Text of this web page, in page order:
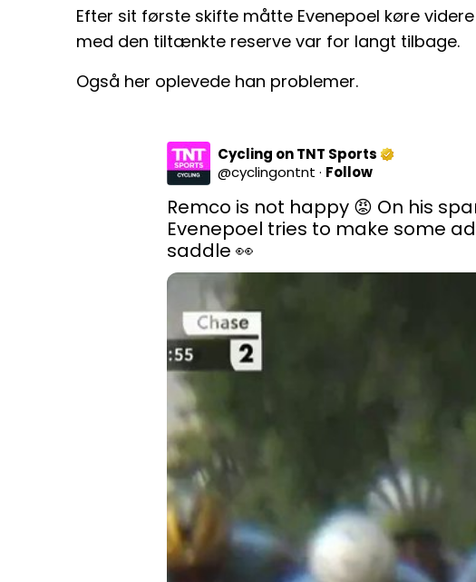
Efter sit første skifte måtte Evenepoel køre
med den tiltænkte reserve var for langt tilbage.
Også her oplevede han problemer.
Cycling on TNT Sports
@cyclingontnt · Follow
Remco is not happy 😡 On his
Evenepoel tries to make some
saddle 👀